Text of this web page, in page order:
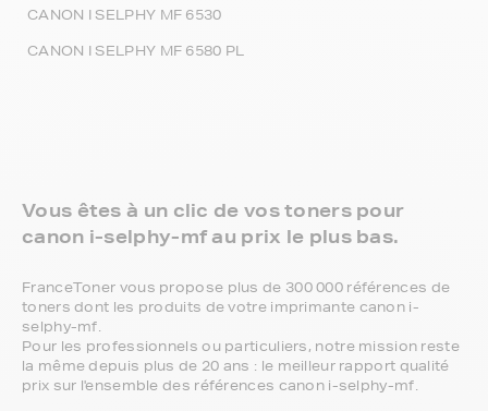
CANON I SELPHY MF 6530
CANON I SELPHY MF 6580 PL
Vous êtes à un clic de vos toners pour
canon i-selphy-mf au prix le plus bas.
FranceToner vous propose plus de 300 000 références de
toners dont les produits de votre imprimante canon i-
selphy-mf.
Pour les professionnels ou particuliers, notre mission reste
la même depuis plus de 20 ans : le meilleur rapport qualité
prix sur l'ensemble des références canon i-selphy-mf.